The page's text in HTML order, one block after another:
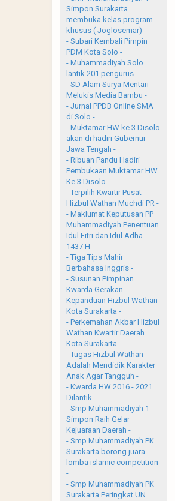
Simpon Surakarta
membuka kelas program
khusus ( Joglosemar)-
- Subari Kembali Pimpin
PDM Kota Solo -
- Muhammadiyah Solo
lantik 201 pengurus -
- SD Alam Surya Mentari
Melukis Media Bambu -
- Jurnal PPDB Online SMA
di Solo -
- Muktamar HW ke 3 Disolo
akan di hadiri Gubernur
Jawa Tengah -
- Ribuan Pandu Hadiri
Pembukaan Muktamar HW
Ke 3 Disolo -
- Terpilih Kwartir Pusat
Hizbul Wathan Muchdi PR -
- Maklumat Keputusan PP
Muhammadiyah Penentuan
Idul Fitri dan Idul Adha
1437 H -
- Tiga Tips Mahir
Berbahasa Inggris -
- Susunan Pimpinan
Kwarda Gerakan
Kepanduan Hizbul Wathan
Kota Surakarta -
- Perkemahan Akbar Hizbul
Wathan Kwartir Daerah
Kota Surakarta -
- Tugas Hizbul Wathan
Adalah Mendidik Karakter
Anak Agar Tangguh -
- Kwarda HW 2016 - 2021
Dilantik -
- Smp Muhammadiyah 1
Simpon Raih Gelar
Kejuaraan Daerah -
- Smp Muhammadiyah PK
Surakarta borong juara
lomba islamic competition
-
- Smp Muhammadiyah PK
Surakarta Peringkat UN